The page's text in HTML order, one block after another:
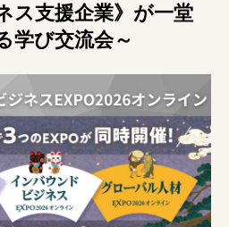
ス支援企業》が一堂
学び交流会～